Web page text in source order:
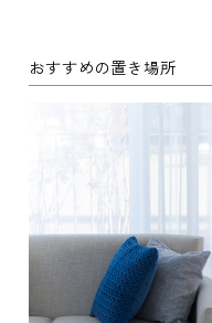
おすすめの置き場所